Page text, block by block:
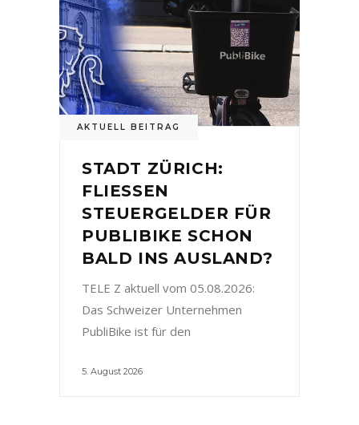
AKTUELL BEITRAG
STADT ZÜRICH:
FLIESSEN
STEUERGELDER FÜR
PUBLIBIKE SCHON
BALD INS AUSLAND?
TELE Z aktuell vom 05.08.2026:
Das Schweizer Unternehmen
PubliBike ist für den
5. August 2026